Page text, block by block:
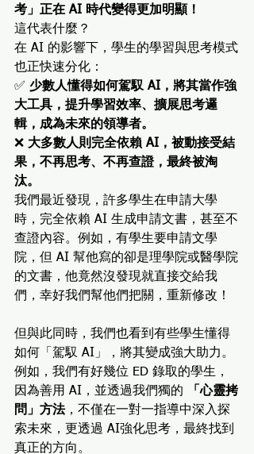
考」正在 AI 時代變得更加明顯！
這代表什麼？
在 AI 的影響下，學生的學習與思考模式
也正快速分化：
✅ 少數人懂得如何駕馭 AI，將其當作強
大工具，提升學習效率、擴展思考邏
輯，成為未來的領導者。
❌ 大多數人則完全依賴 AI，被動接受結
果，不再思考、不再查證，最終被淘
汰。
我們最近發現，許多學生在申請大學
時，完全依賴 AI 生成申請文書，甚至不
查證內容。例如，有學生要申請文學
院，但 AI 幫他寫的卻是理學院或醫學院
的文書，他竟然沒發現就直接交給我
們，幸好我們幫他們把關，重新修改！
但與此同時，我們也看到有些學生懂得
如何「駕馭 AI」，將其變成強大助力。
例如，我們有好幾位 ED 錄取的學生，
因為善用 AI，並透過我們獨的
「心靈拷
問」方法，不僅在一對一指導中深入探
索未來，更透過 AI強化思考，最終找到
真正的方向。